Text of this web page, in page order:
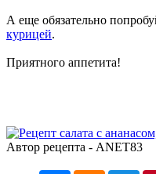
А еще обязательно
курицей.
Приятного аппетита!
Автор рецепта - ANET83